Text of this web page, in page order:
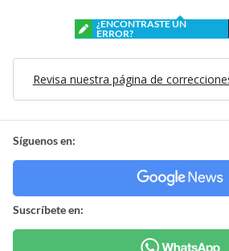
¿ENCONTRASTE UN
ERROR?
Revisa nuestra página de
Síguenos en:
Suscríbete en: